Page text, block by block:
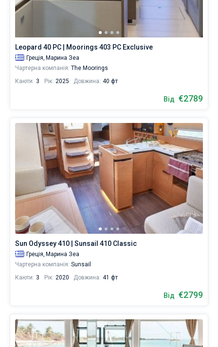
Leopard 40 PC | Moorings 403 PC Exclusive
Греція, Марина Зеа
Чартерна компанія: The Moorings
Каюти: 3 Рік: 2025 Довжина: 40 фт
Від €2789
Sun Odyssey 410 | Sunsail 410 Classic
Греція, Марина Зеа
Чартерна компанія: Sunsail
Каюти: 3 Рік: 2020 Довжина: 41 фт
Від €2799